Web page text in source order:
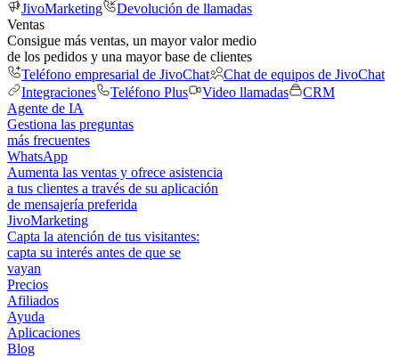
JivoMarketing
Devolución de llamadas
Ventas
Consigue más ventas, un mayor valor medio
de los pedidos y una mayor base de clientes
Teléfono empresarial de JivoChat
Chat de equipos de JivoChat
Integraciones
Teléfono Plus Video llamadas
CRM
Agente de IA
Gestiona las preguntas
más frecuentes
WhatsApp
Aumenta las ventas y ofrece asistencia
a tus clientes a través de su aplicación
de mensajería preferida
JivoMarketing
Capta la atención de tus visitantes:
capta su interés antes de que se
vayan
Precios
Afiliados
Ayuda
Aplicaciones
Blog